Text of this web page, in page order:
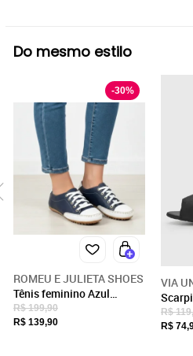
Feminy Calçados Peep Toe Feminy
Do mesmo estilo
-30%
ROMEU E JULIETA SHOES
Tênis feminino Azul
marinho Mocatênis
Confortável Couro
R$ 199,90
R$ 139,90
VIA
Preto
R$
R$